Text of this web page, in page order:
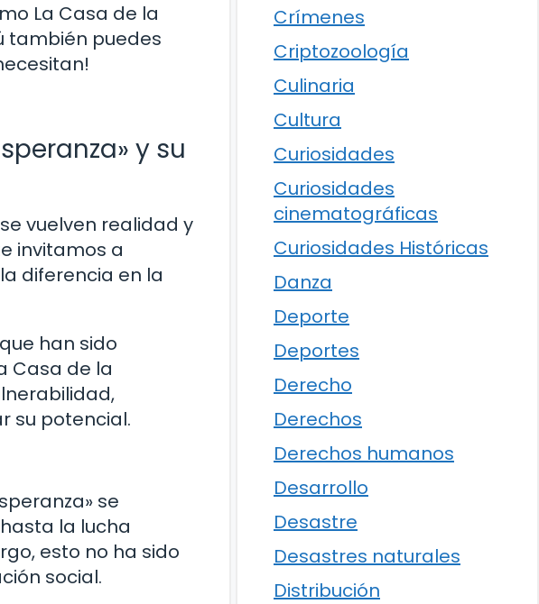
La Casa de la
también puedes
y su
vuelven realidad y
invitamos a
diferencia en la
han sido
Casa de la
su potencial.
se
la lucha
esto no ha sido
social.
Crímenes
Criptozoología
Culinaria
Cultura
Curiosidades
Curiosidades
cinematográficas
Curiosidades Históricas
Danza
Deporte
Deportes
Derecho
Derechos
Derechos humanos
Desarrollo
Desastre
Desastres naturales
Distribución